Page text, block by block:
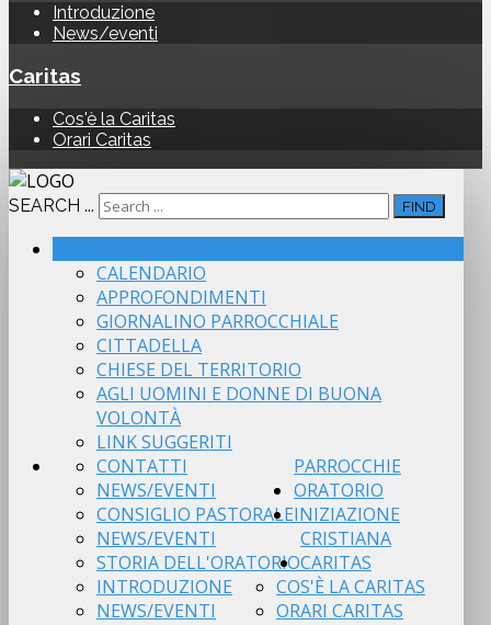
Introduzione
News/eventi
Caritas
Cos'è la Caritas
Orari Caritas
SEARCH ... FIND
CALENDARIO
APPROFONDIMENTI
GIORNALINO PARROCCHIALE
CITTADELLA
CHIESE DEL TERRITORIO
AGLI UOMINI E DONNE DI BUONA
VOLONTÀ
LINK SUGGERITI
PARROCCHIE
CONTATTI
NEWS/EVENTI
CONSIGLIO PASTORALE
ORATORIO
NEWS/EVENTI
STORIA DELL'ORATORIO
INIZIAZIONE
CRISTIANA
INTRODUZIONE
NEWS/EVENTI
CARITAS
COS'È LA CARITAS
ORARI CARITAS